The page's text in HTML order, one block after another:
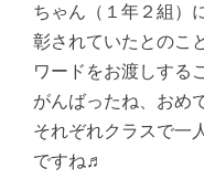
ちゃん（１年２組）
彰されていたとのこ
ワードをお渡しする
がんばったね、おめ
それぞれクラスで一
ですね♬